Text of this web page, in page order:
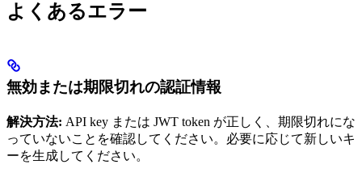
よくあるエラー
無効または期限切れの認証情報
解決方法: API key または JWT token が正しく、期限切れにな
っていないことを確認してください。必要に応じて新しいキ
ーを生成してください。